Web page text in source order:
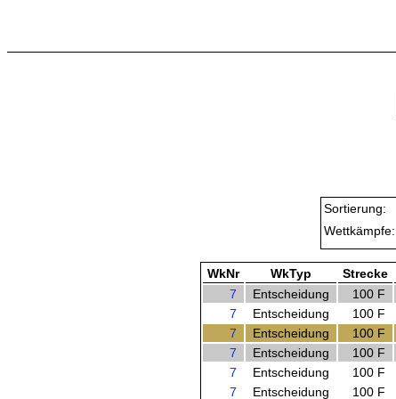
Sortierung:
Wettkämpfe:
WkNr WkTyp Strecke
7
Entscheidung 100 F
7
Entscheidung 100 F
7
Entscheidung 100 F
7
Entscheidung 100 F
7
Entscheidung 100 F
7
Entscheidung 100 F